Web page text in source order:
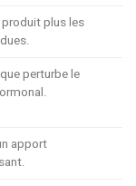
produit plus les
perturbe le
apport